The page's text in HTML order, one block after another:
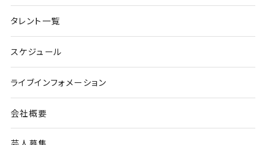
タレント一覧
スケジュール
ライブインフォメーション
会社概要